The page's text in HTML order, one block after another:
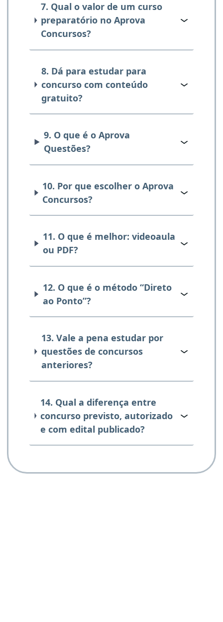
7. Qual o valor de um curso
preparatório no Aprova
Concursos?
8. Dá para estudar para
concurso com conteúdo
gratuito?
9. O que é o Aprova
Questões?
10. Por que escolher o Aprova
Concursos?
11. O que é melhor: videoaula
ou PDF?
12. O que é o método “Direto
ao Ponto”?
13. Vale a pena estudar por
questões de concursos
anteriores?
14. Qual a diferença entre
concurso previsto, autorizado
e com edital publicado?